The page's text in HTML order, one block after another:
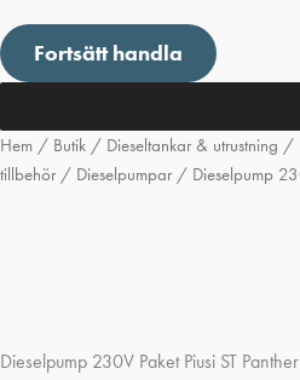
Fortsätt handla
Hem / Butik / Dieseltankar & utrustning /
tillbehör/ Dieselpumpar/ Dieselpump
Dieselpump 230V Paket Piusi ST